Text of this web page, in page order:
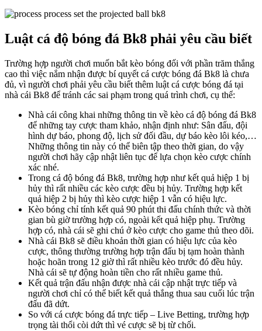
Luật cá độ bóng đá Bk8 phải yêu cầu biết
Trường hợp người chơi muốn bắt kèo bóng đối với phần trăm thắng
cao thì việc nắm nhận được bí quyết cá cược bóng đá Bk8 là chưa
đủ, vì người chơi phải yêu cầu biết thêm luật cá cược bóng đá tại
nhà cái Bk8 để tránh các sai phạm trong quá trình chơi, cụ thể:
Nhà cái công khai những thông tin về kèo cá độ bóng đá Bk8
để những tay cược tham khảo, nhận định như: Sân đấu, đội
hình dự báo, phong độ, lịch sử đối đầu, dự báo kèo lôi kéo,…
Những thông tin này có thể biên tập theo thời gian, do vậy
người chơi hãy cập nhật liên tục để lựa chọn kèo cược chính
xác nhé.
Trong cá độ bóng đá Bk8, trường hợp như kết quả hiệp 1 bị
hủy thì rất nhiều các kèo cược đều bị hủy. Trường hợp kết
quả hiệp 2 bị hủy thì kèo cược hiệp 1 vẫn có hiệu lực.
Kèo bóng chỉ tính kết quả 90 phút thi đấu chính thức và thời
gian bù giờ trường hợp có, ngoài kết quả hiệp phụ. Trường
hợp có, nhà cái sẽ ghi chú ở kèo cược cho game thủ theo dõi.
Nhà cái Bk8 sẽ điều khoản thời gian có hiệu lực của kèo
cược, thông thường trường hợp trận đấu bị tạm hoàn thành
hoặc hoãn trong 12 giờ thì rất nhiều kèo trước đó đều hủy.
Nhà cái sẽ tự động hoàn tiền cho rất nhiều game thủ.
Kết quả trận đấu nhận được nhà cái cập nhật trực tiếp và
người chơi chỉ có thể biết kết quả thắng thua sau cuối lúc trận
đấu đã dứt.
So với cá cược bóng đá trực tiếp – Live Betting, trường hợp
trọng tài thổi còi dứt thì vé cược sẽ bị từ chối.